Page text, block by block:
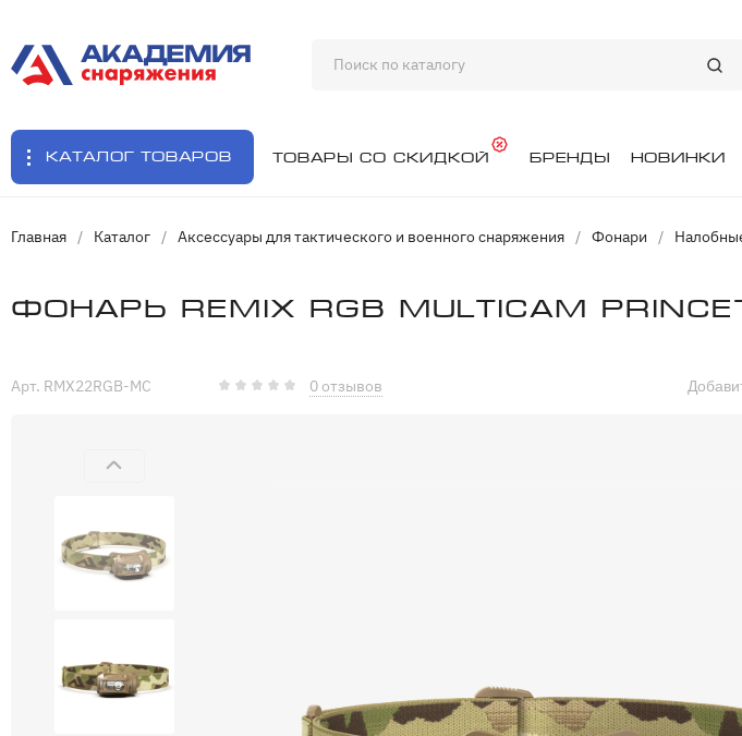
Каталог товаров Товары со скидкой Бренды Новинки
Главная / Каталог / Аксессуары для тактического и военного снаряжения / Фонари /
Фонарь REMIX RGB Multicam
Арт. RMX22RGB-MC 0 отзывов